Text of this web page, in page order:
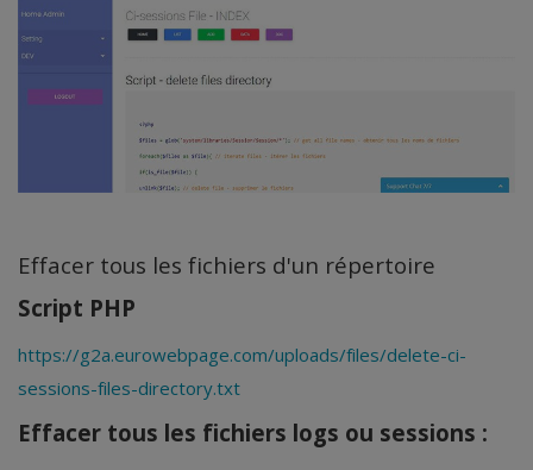
SEO
Lighthouse
Logiciels
Security
Effacer tous les fichiers d'un répertoire
Script PHP
https://g2a.eurowebpage.com/uploads/files/delete-ci-
sessions-files-directory.txt
Effacer tous les fichiers logs ou sessions :